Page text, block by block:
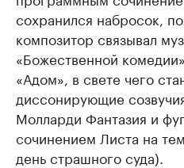
сохранился набросок,
композитор связывал
«Божественной
«Адом», в свете чего
диссонирующие
Молларди Фантазия и
сочинением Листа на
день страшного суда).